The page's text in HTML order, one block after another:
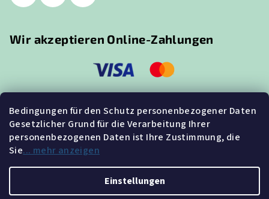
Bedingungen für den Schutz personenbezogener Daten
Gesetzlicher Grund für die Verarbeitung Ihrer
personenbezogenen Daten ist Ihre Zustimmung, die
Sie... mehr anzeigen
Einstellungen
Wir akzeptieren Online-Zahlungen
Suche
Suchen